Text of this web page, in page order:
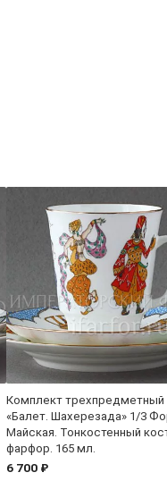
Комплект трехпредметный
«Балет. Шахерезада» 1/3
Майская. Тонкостенный
фарфор. 165 мл.
6 700 ₽